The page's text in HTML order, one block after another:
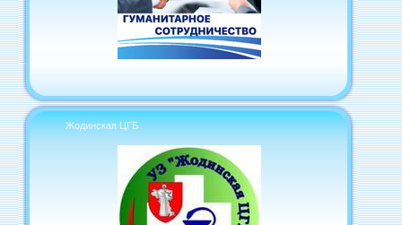
Жодинская ЦГБ